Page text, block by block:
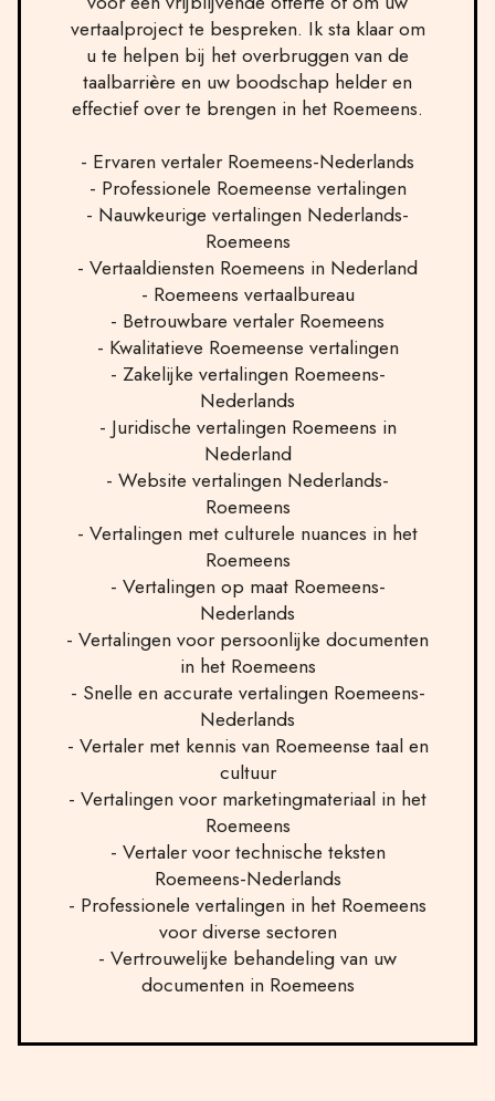
vertaalproject te bespreken. Ik sta klaar om
u te helpen bij het overbruggen van de
taalbarrière en uw boodschap helder en
effectief over te brengen in het Roemeens.
- Ervaren vertaler Roemeens-Nederlands
- Professionele Roemeense vertalingen
- Nauwkeurige vertalingen Nederlands-
Roemeens
- Vertaaldiensten Roemeens in Nederland
- Roemeens vertaalbureau
- Betrouwbare vertaler Roemeens
- Kwalitatieve Roemeense vertalingen
- Zakelijke vertalingen Roemeens-
Nederlands
- Juridische vertalingen Roemeens in
Nederland
- Website vertalingen Nederlands-
Roemeens
- Vertalingen met culturele nuances in het
Roemeens
- Vertalingen op maat Roemeens-
Nederlands
- Vertalingen voor persoonlijke documenten
in het Roemeens
- Snelle en accurate vertalingen Roemeens-
Nederlands
- Vertaler met kennis van Roemeense taal en
cultuur
- Vertalingen voor marketingmateriaal in het
Roemeens
- Vertaler voor technische teksten
Roemeens-Nederlands
- Professionele vertalingen in het Roemeens
voor diverse sectoren
- Vertrouwelijke behandeling van uw
documenten in Roemeens